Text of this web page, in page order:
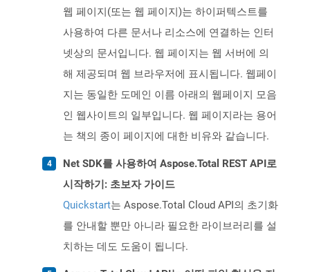
웹 페이지(또는 웹 페이지)는 하이퍼텍스트를
사용하여 다른 문서나 리소스에 연결하는 인터
넷상의 문서입니다. 웹 페이지는 웹 서버에 의
해 제공되며 웹 브라우저에 표시됩니다. 웹페이
지는 동일한 도메인 이름 아래의 웹페이지 모음
인 웹사이트의 일부입니다. 웹 페이지라는 용어
는 책의 종이 페이지에 대한 비유와 같습니다.
Net SDK를 사용하여 Aspose.Total REST API로
시작하기: 초보자 가이드
Quickstart는 Aspose.Total Cloud API의 초기화
를 안내할 뿐만 아니라 필요한 라이브러리를 설
치하는 데도 도움이 됩니다.